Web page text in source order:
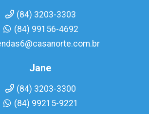
(84) 3203-3303
(84) 99156-4692
Jane
(84) 3203-3300
(84) 99215-9221